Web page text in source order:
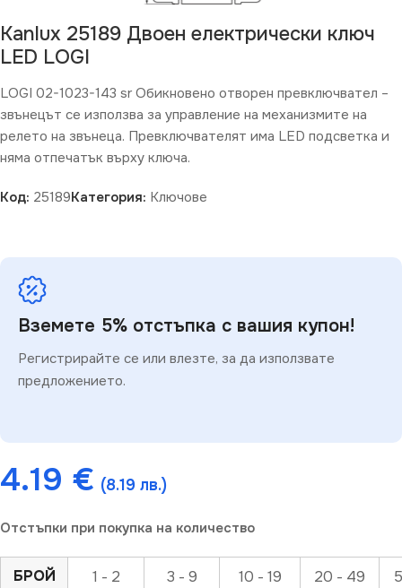
Kanlux 25189 Двоен електрически ключ
LED LOGI
LOGI 02-1023-143 sr Обикновено отворен превключвател –
звънецът се използва за управление на механизмите на
релето на звънеца. Превключвателят има LED подсветка и
няма отпечатък върху ключа.
Код: 25189Категория: Ключове
Вземете 5% отстъпка с вашия купон!
Регистрирайте се или влезте, за да използвате
предложението.
4.19 € (8.19 лв.)
Отстъпки при покупка на количество
БРОЙ 1 - 2 3 - 9 10 - 19 20 - 49